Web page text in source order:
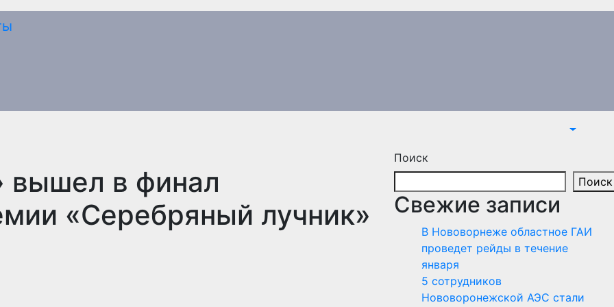
вышел в финал
«Серебряный лучник»
Поиск
Поиск
Свежие записи
В Нововорнеже областное ГАИ
проведет рейды в течение
января
5 сотрудников
Нововоронежской АЭС стали